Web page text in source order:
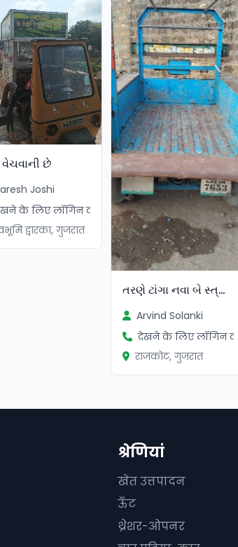
વેચવાની છે
Joshi
के लिए लॉगिन करें
द्वारका, गुजरात
તરણે ટાંગા નવા બે સ્ત્રી એન્જિન ટ
Arvind Solanki
देखने के लिए लॉगिन करें
राजकोट, गुजरात
श्रेणियां
खेत उत्तपादन
ऊँट
थ्रेशर-ओपनर